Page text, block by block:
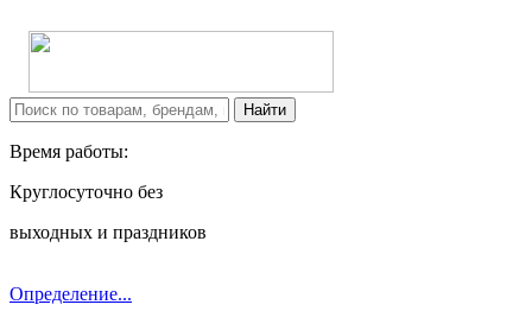
Время работы:
Круглосуточно без
выходных и праздников
Определение...